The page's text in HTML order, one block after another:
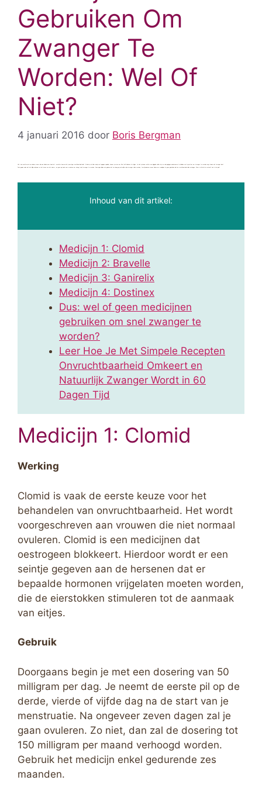
Gebruiken Om
Zwanger Te
Worden: Wel Of
Niet?
4 januari 2016 door Boris Bergman
Inhoud van dit artikel:
Medicijn 1: Clomid
Medicijn 2: Bravelle
Medicijn 3: Ganirelix
Medicijn 4: Dostinex
Dus: wel of geen medicijnen
gebruiken om snel zwanger te
worden?
Leer Hoe Je Met Simpele Recepten
Onvruchtbaarheid Omkeert en
Natuurlijk Zwanger Wordt in 60
Dagen Tijd
Medicijn 1: Clomid
Werking
Clomid is vaak de eerste keuze voor het
behandelen van onvruchtbaarheid. Het wordt
voorgeschreven aan vrouwen die niet normaal
ovuleren. Clomid is een medicijnen dat
oestrogeen blokkeert. Hierdoor wordt er een
seintje gegeven aan de hersenen dat er
bepaalde hormonen vrijgelaten moeten worden,
die de eierstokken stimuleren tot de aanmaak
van eitjes.
Gebruik
Doorgaans begin je met een dosering van 50
milligram per dag. Je neemt de eerste pil op de
derde, vierde of vijfde dag na de start van je
menstruatie. Na ongeveer zeven dagen zal je
gaan ovuleren. Zo niet, dan zal de dosering tot
150 milligram per maand verhoogd worden.
Gebruik het medicijn enkel gedurende zes
maanden.